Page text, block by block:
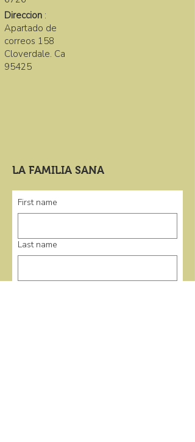
LA FAMILIA SANA
First name
Last name
Direccion :
Apartado de
correos 158
Cloverdale. Ca
95425